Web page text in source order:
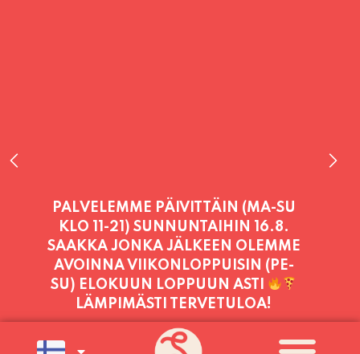
PALVELEMME PÄIVITTÄIN (MA-SU
KLO 11-21) SUNNUNTAIHIN 16.8.
SAAKKA JONKA JÄLKEEN OLEMME
AVOINNA VIIKONLOPPUISIN (PE-
SU) ELOKUUN LOPPUUN ASTI
LÄMPIMÄSTI TERVETULOA!
PALVELEMME TÄNÄÄN:
PERJANTAI11:00 - 21:00